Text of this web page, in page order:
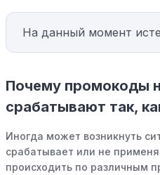
На данный момент
Почему промокоды
срабатывают так,
Иногда может возникнуть
срабатывает или не
происходить по различным